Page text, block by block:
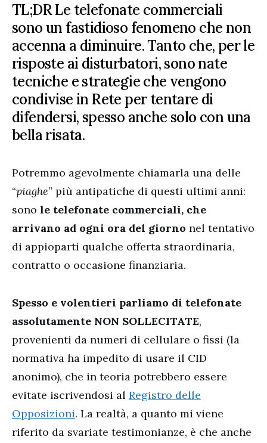
TL;DR Le telefonate commerciali
sono un fastidioso fenomeno che non
accenna a diminuire. Tanto che, per le
risposte ai disturbatori, sono nate
tecniche e strategie che vengono
condivise in Rete per tentare di
difendersi, spesso anche solo con una
bella risata.
Potremmo agevolmente chiamarla una delle
“piaghe” più antipatiche di questi ultimi anni:
sono le telefonate commerciali, che
arrivano ad ogni ora del giorno nel tentativo
di appioparti qualche offerta straordinaria,
contratto o occasione finanziaria.
Spesso e volentieri parliamo di telefonate
assolutamente NON SOLLECITATE,
provenienti da numeri di cellulare o fissi (la
normativa ha impedito di usare il CID
anonimo), che in teoria potrebbero essere
evitate iscrivendosi al Registro delle
Opposizioni. La realtà, a quanto mi viene
riferito da svariate testimonianze, è che anche